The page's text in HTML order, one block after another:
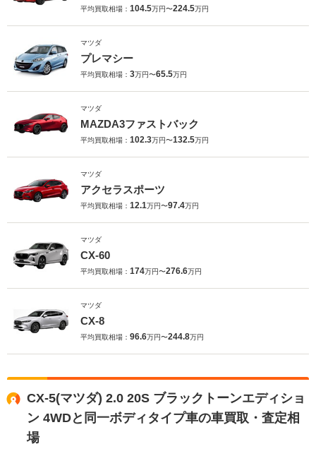
平均買取相場： 104.5万円〜224.5万円
マツダ
プレマシー
平均買取相場： 3万円〜65.5万円
マツダ
MAZDA3ファストバック
平均買取相場： 102.3万円〜132.5万円
マツダ
アクセラスポーツ
平均買取相場： 12.1万円〜97.4万円
マツダ
CX-60
平均買取相場： 174万円〜276.6万円
マツダ
CX-8
平均買取相場： 96.6万円〜244.8万円
CX-5(マツダ) 2.0 20S ブラックトーンエディショ
ン 4WDと同一ボディタイプ車の車買取・査定相
場